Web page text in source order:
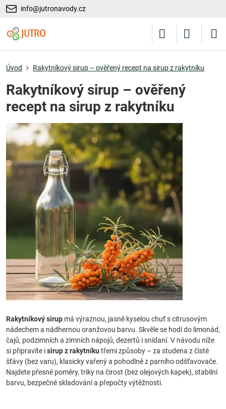
info@jutronavody.cz
Úvod Rakytníkový sirup – ověřený recept na sirup z rakytníku
Rakytníkový sirup – ověřený
recept na sirup z rakytníku
Rakytníkový sirup má výraznou, jasně kyselou chuť s citrusovým
nádechem a nádhernou oranžovou barvu. Skvěle se hodí do limonád,
čajů, podzimních a zimních nápojů, dezertů i snídaní. V návodu níže
si připravíte isirup z rakytníku třemi způsoby – za studena z čisté
šťávy (bez varu), klasicky vařený a pohodlně z parního odšťavovače.
Najdete přesné poměry, triky na čirost (bez olejových kapek), stabilní
barvu, bezpečné skladování a přepočty výtěžnosti.